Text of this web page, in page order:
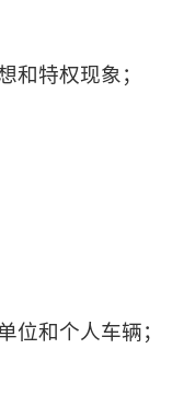
和特权现象；
位和个人车辆；